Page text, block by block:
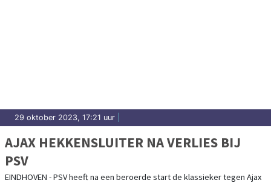
29 oktober 2023, 17:21 uur
AJAX HEKKENSLUITER NA VERLIES BIJ
PSV
EINDHOVEN - PSV heeft na een beroerde start de klassieker tegen Ajax